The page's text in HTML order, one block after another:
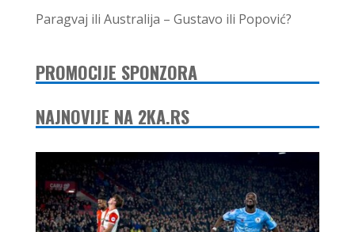
Paragvaj ili Australija – Gustavo ili Popović?
PROMOCIJE SPONZORA
NAJNOVIJE NA 2KA.RS